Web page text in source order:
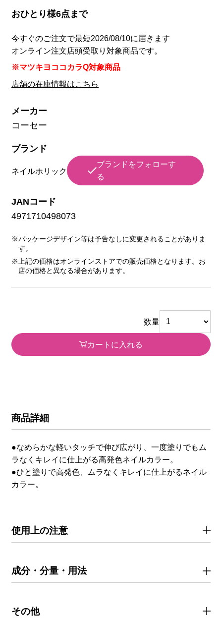
おひとり様6点まで
今すぐのご注文で最短2026/08/10に届きます
オンライン注文店頭受取り対象商品です。
※マツキヨココカラQ対象商品
店舗の在庫情報はこちら
メーカー
コーセー
ブランド
ネイルホリック
ブランドをフォローす
る
JANコード
4971710498073
※パッケージデザイン等は予告なしに変更されることがありま
す。
※上記の価格はオンラインストアでの販売価格となります。お
店の価格と異なる場合があります。
数量
カートに入れる
商品詳細
●なめらかな軽いタッチで伸び広がり、一度塗りでもム
ラなくキレイに仕上がる高発色ネイルカラー。
●ひと塗りで高発色、ムラなくキレイに仕上がるネイル
カラー。
使用上の注意
成分・分量・用法
その他